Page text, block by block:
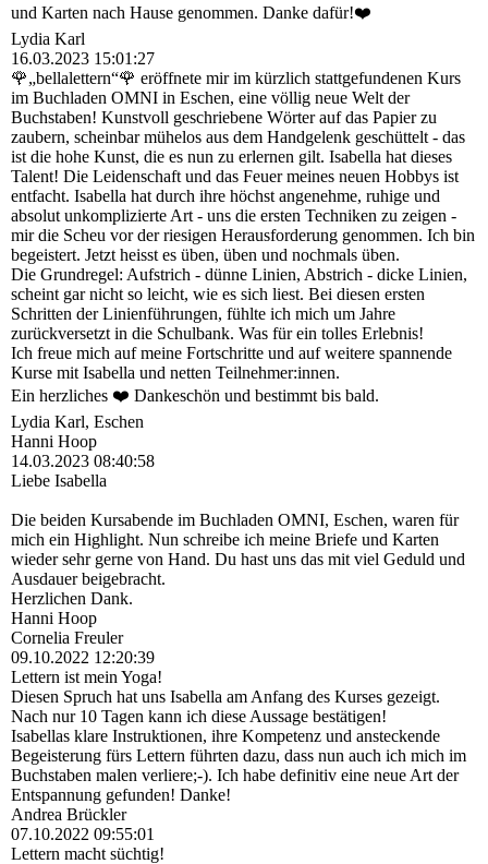
und Karten nach Hause genommen. Danke dafür!❤️
Lydia Karl
16.03.2023 15:01:27
🌹„bellalettern“🌹 eröffnete mir im kürzlich stattgefundenen Kurs
im Buchladen OMNI in Eschen, eine völlig neue Welt der
Buchstaben! Kunstvoll geschriebene Wörter auf das Papier zu
zaubern, scheinbar mühelos aus dem Handgelenk geschüttelt - das
ist die hohe Kunst, die es nun zu erlernen gilt. Isabella hat dieses
Talent! Die Leidenschaft und das Feuer meines neuen Hobbys ist
entfacht. Isabella hat durch ihre höchst angenehme, ruhige und
absolut unkomplizierte Art - uns die ersten Techniken zu zeigen -
mir die Scheu vor der riesigen Herausforderung genommen. Ich bin
begeistert. Jetzt heisst es üben, üben und nochmals üben.
Die Grundregel: Aufstrich - dünne Linien, Abstrich - dicke Linien,
scheint gar nicht so leicht, wie es sich liest. Bei diesen ersten
Schritten der Linienführungen, fühlte ich mich um Jahre
zurückversetzt in die Schulbank. Was für ein tolles Erlebnis!
Ich freue mich auf meine Fortschritte und auf weitere spannende
Kurse mit Isabella und netten Teilnehmer:innen.
Ein herzliches ❤️ Dankeschön und bestimmt bis bald.
Lydia Karl, Eschen
Hanni Hoop
14.03.2023 08:40:58
Liebe Isabella
Die beiden Kursabende im Buchladen OMNI, Eschen, waren für
mich ein Highlight. Nun schreibe ich meine Briefe und Karten
wieder sehr gerne von Hand. Du hast uns das mit viel Geduld und
Ausdauer beigebracht.
Herzlichen Dank.
Hanni Hoop
Cornelia Freuler
09.10.2022 12:20:39
Lettern ist mein Yoga!
Diesen Spruch hat uns Isabella am Anfang des Kurses gezeigt.
Nach nur 10 Tagen kann ich diese Aussage bestätigen!
Isabellas klare Instruktionen, ihre Kompetenz und ansteckende
Begeisterung fürs Lettern führten dazu, dass nun auch ich mich im
Buchstaben malen verliere;-). Ich habe definitiv eine neue Art der
Entspannung gefunden! Danke!
Andrea Brückler
07.10.2022 09:55:01
Lettern macht süchtig!